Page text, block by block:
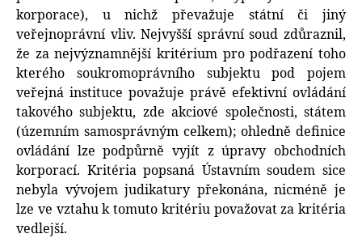
korporace), u nichž převažuje státní či jiný
veřejnoprávní vliv. Nejvyšší správní soud zdůraznil,
že za nejvýznamnější kritérium pro podřazení toho
kterého soukromoprávního subjektu pod pojem
veřejná instituce považuje právě efektivní ovládání
takového subjektu, zde akciové společnosti, státem
(územním samosprávným celkem); ohledně definice
ovládání lze podpůrně vyjít z úpravy obchodních
korporací. Kritéria popsaná Ústavním soudem sice
nebyla vývojem judikatury překonána, nicméně je
lze ve vztahu k tomuto kritériu považovat za kritéria
vedlejší.